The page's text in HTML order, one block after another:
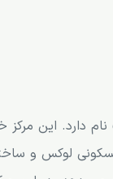
دارد. این
های 5 ستاره، مجتمع